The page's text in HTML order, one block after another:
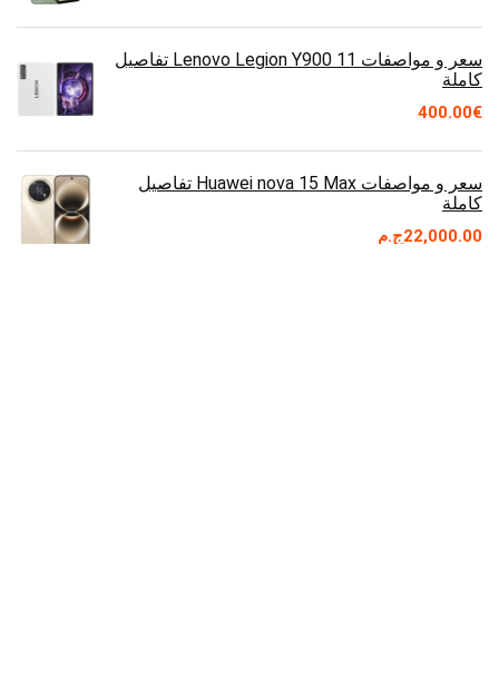
سعر و مواصفات Lenovo Legion Y900 11 تفاصيل
كاملة
€
400.00
سعر و مواصفات Huawei nova 15 Max تفاصيل
كاملة
ج.م22,000.00